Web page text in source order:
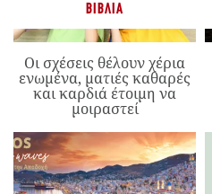
ΒΙΒΛΊΑ
Οι σχέσεις θέλουν χέρια
ενωμένα, ματιές καθαρές
και καρδιά έτοιμη να
μοιραστεί